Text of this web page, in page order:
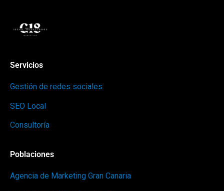
Servicios
Gestión de redes sociales
SEO Local
Consultoría
Poblaciones
Agencia de Marketing Gran Canaria